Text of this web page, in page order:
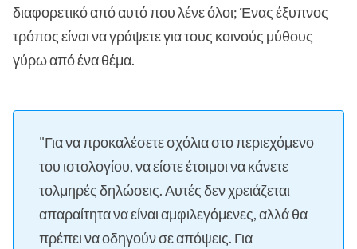
διαφορετικό από αυτό που λένε όλοι; Ένας έξυπνος
τρόπος είναι να γράψετε για τους κοινούς μύθους
γύρω από ένα θέμα.
"Για να προκαλέσετε σχόλια στο περιεχόμενο
του ιστολογίου, να είστε έτοιμοι να κάνετε
τολμηρές δηλώσεις. Αυτές δεν χρειάζεται
απαραίτητα να είναι αμφιλεγόμενες, αλλά θα
πρέπει να οδηγούν σε απόψεις. Για